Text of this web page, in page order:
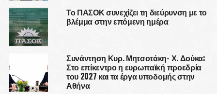
Το ΠΑΣΟΚ συνεχίζει τη διεύρυνση με το
βλέμμα στην επόμενη ημέρα
Συνάντηση Κυρ. Μητσοτάκη- Χ. Δούκα:
Στο επίκεντρο η ευρωπαϊκή προεδρία
του 2027 και τα έργα υποδομής στην
Αθήνα